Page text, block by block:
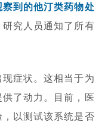
到的他汀类药物处
究人员通知了所有
症状。这相当于为
了动力。目前，医
以测试该系统是否